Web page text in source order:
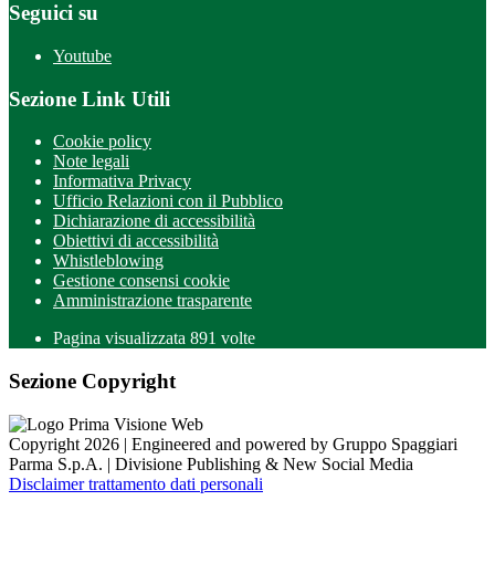
Seguici su
Youtube
Sezione Link Utili
Cookie policy
Note legali
Informativa Privacy
Ufficio Relazioni con il Pubblico
Dichiarazione di accessibilità
Obiettivi di accessibilità
Whistleblowing
Gestione consensi cookie
Amministrazione trasparente
Pagina visualizzata 891 volte
Sezione Copyright
Copyright 2026 | Engineered and powered by Gruppo Spaggiari
Parma S.p.A. | Divisione Publishing & New Social Media
Disclaimer trattamento dati personali